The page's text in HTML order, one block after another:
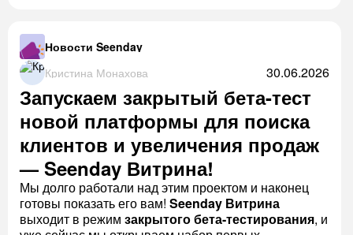
Новости Seenday
Кристина Монахова
30.06.2026
Запускаем закрытый бета-тест
новой платформы для поиска
клиентов и увеличения продаж
— Seenday Витрина!
Мы долго работали над этим проектом и наконец
готовы показать его вам! Seenday Витрина
выходит в режим закрытого бета-тестирования, и